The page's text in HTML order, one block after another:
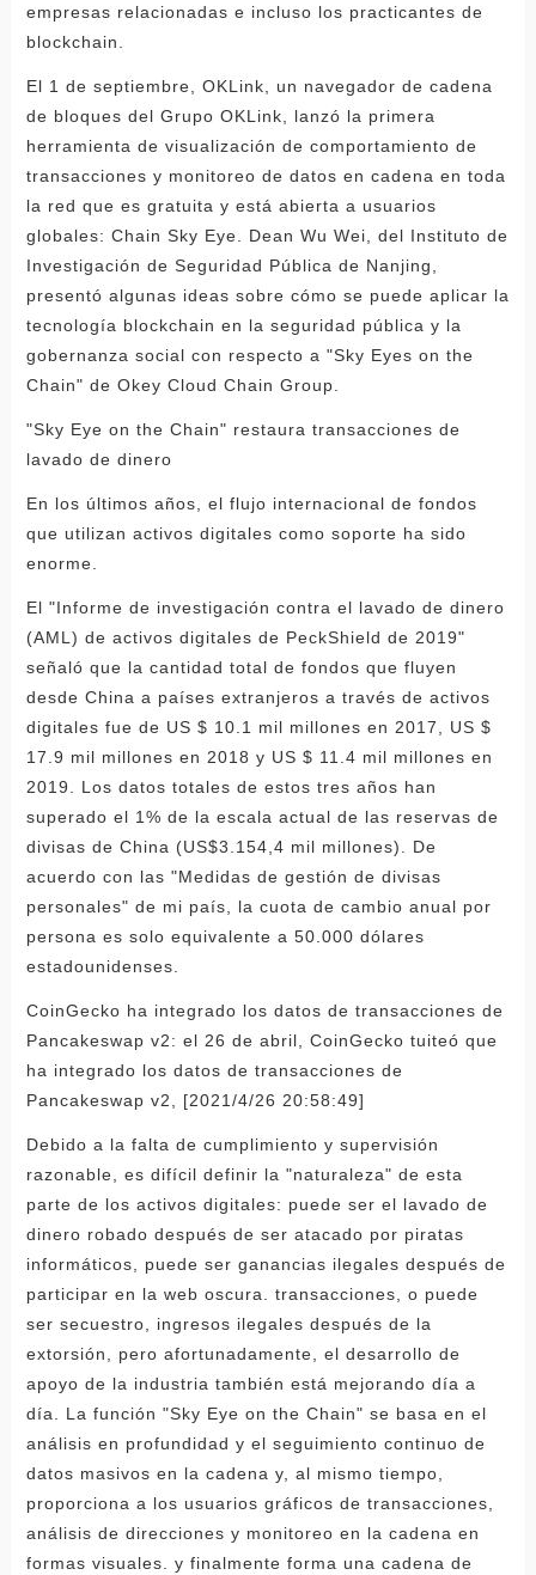
empresas relacionadas e incluso los practicantes de
blockchain.
El 1 de septiembre, OKLink, un navegador de cadena
de bloques del Grupo OKLink, lanzó la primera
herramienta de visualización de comportamiento de
transacciones y monitoreo de datos en cadena en toda
la red que es gratuita y está abierta a usuarios
globales: Chain Sky Eye. Dean Wu Wei, del Instituto de
Investigación de Seguridad Pública de Nanjing,
presentó algunas ideas sobre cómo se puede aplicar la
tecnología blockchain en la seguridad pública y la
gobernanza social con respecto a "Sky Eyes on the
Chain" de Okey Cloud Chain Group.
"Sky Eye on the Chain" restaura transacciones de
lavado de dinero
En los últimos años, el flujo internacional de fondos
que utilizan activos digitales como soporte ha sido
enorme.
El "Informe de investigación contra el lavado de dinero
(AML) de activos digitales de PeckShield de 2019"
señaló que la cantidad total de fondos que fluyen
desde China a países extranjeros a través de activos
digitales fue de US $ 10.1 mil millones en 2017, US $
17.9 mil millones en 2018 y US $ 11.4 mil millones en
2019. Los datos totales de estos tres años han
superado el 1% de la escala actual de las reservas de
divisas de China (US$3.154,4 mil millones). De
acuerdo con las "Medidas de gestión de divisas
personales" de mi país, la cuota de cambio anual por
persona es solo equivalente a 50.000 dólares
estadounidenses.
CoinGecko ha integrado los datos de transacciones de
Pancakeswap v2: el 26 de abril, CoinGecko tuiteó que
ha integrado los datos de transacciones de
Pancakeswap v2, [2021/4/26 20:58:49]
Debido a la falta de cumplimiento y supervisión
razonable, es difícil definir la "naturaleza" de esta
parte de los activos digitales: puede ser el lavado de
dinero robado después de ser atacado por piratas
informáticos, puede ser ganancias ilegales después de
participar en la web oscura. transacciones, o puede
ser secuestro, ingresos ilegales después de la
extorsión, pero afortunadamente, el desarrollo de
apoyo de la industria también está mejorando día a
día. La función "Sky Eye on the Chain" se basa en el
análisis en profundidad y el seguimiento continuo de
datos masivos en la cadena y, al mismo tiempo,
proporciona a los usuarios gráficos de transacciones,
análisis de direcciones y monitoreo en la cadena en
formas visuales. y finalmente forma una cadena de